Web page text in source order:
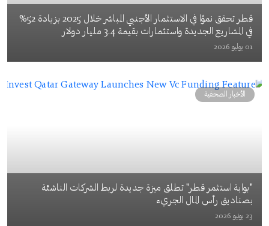
قطر تحقق نموًا في الاستثمار الأجنبي المباشر خلال 2025 بزيادة 52%
في المشاريع الجديدة واستثمارات بقيمة 3.4 مليار دولار
01 يوليو 2026
الأخبار الصحفية
"بوابة استثمر قطر" تطلق ميزة جديدة لربط الشركات الناشئة
بصناديق رأس المال الجريء
23 يونيو 2026